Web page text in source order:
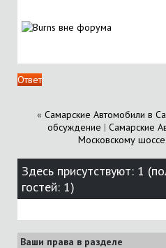
Ответ
« Самарские Автомобили в
обсуждение | Самарские
Московскому
Здесь присутствуют: 1
гостей: 1)
Ваши права в разделе